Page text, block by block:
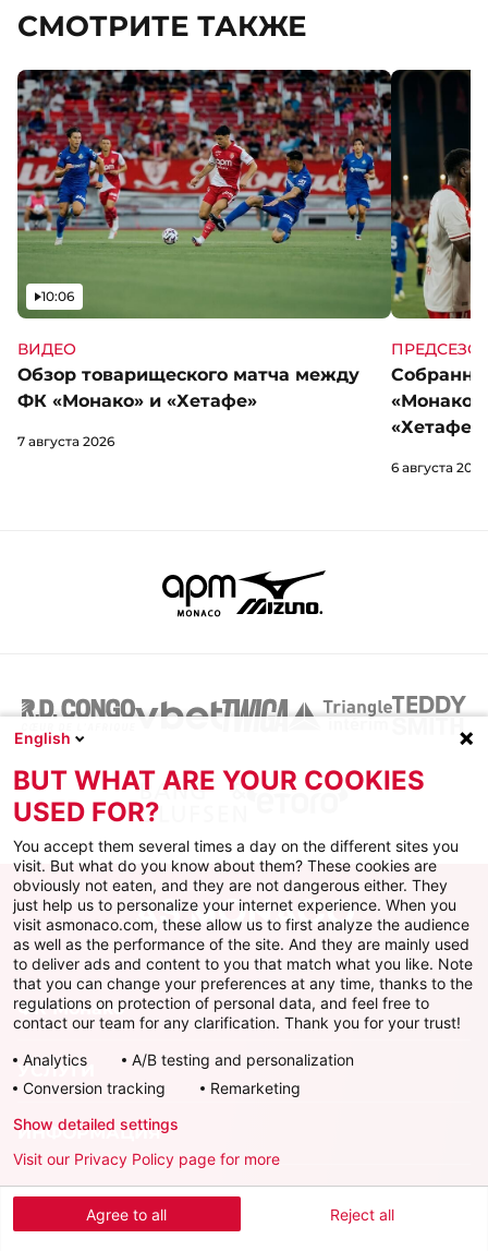
СМОТРИТЕ ТАКЖЕ
ВИДЕО
Обзор товарищеского матча между
ФК «Монако» и «Хетафе»
Видео
10:06
7 августа 2026
«Хетафе»
6 августа 2026
ФК Монако
УСЛУГИ
ИНФОРМАЦИЯ
Скачать официальное приложение
English
BUT WHAT ARE YOUR COOKIES
USED FOR?
You accept them several times a day on the different sites you
visit. But what do you know about them? These cookies are
obviously not eaten, and they are not dangerous either. They
just help us to personalize your internet experience. When you
visit asmonaco.com, these allow us to first analyze the audience
as well as the performance of the site. And they are mainly used
to deliver ads and content to you that match what you like. Note
that you can change your preferences at any time, thanks to the
regulations on protection of personal data, and feel free to
contact our team for any clarification. Thank you for your trust!
Analytics
A/B testing and personalization
Conversion tracking
Remarketing
Agree to all Reject all
Show detailed settings
Visit our Privacy Policy page for more